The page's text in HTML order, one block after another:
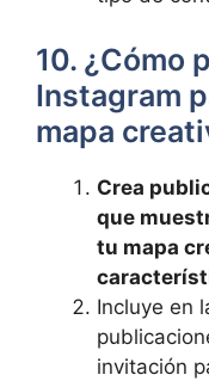
10. ¿Cómo
Instagram
mapa
Crea
que
tu mapa
Incluye en
invitación